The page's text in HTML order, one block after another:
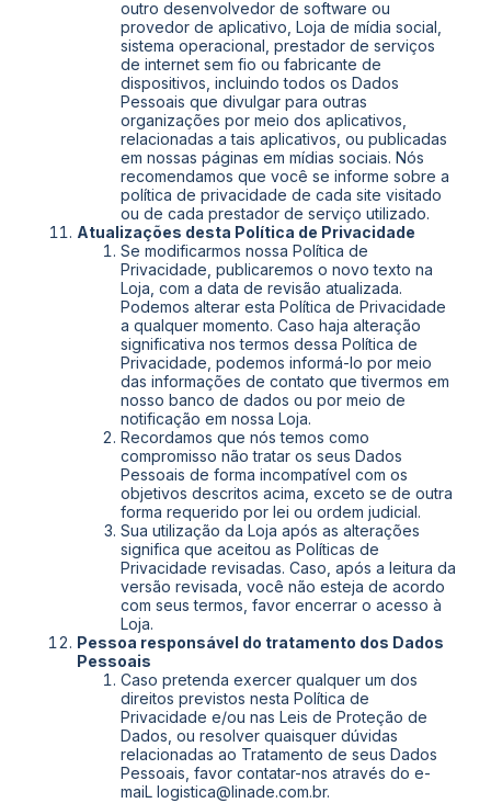
outro desenvolvedor de software ou
provedor de aplicativo, Loja de mídia social,
sistema operacional, prestador de serviços
de internet sem fio ou fabricante de
dispositivos, incluindo todos os Dados
Pessoais que divulgar para outras
organizações por meio dos aplicativos,
relacionadas a tais aplicativos, ou publicadas
em nossas páginas em mídias sociais. Nós
recomendamos que você se informe sobre a
política de privacidade de cada site visitado
ou de cada prestador de serviço utilizado.
Atualizações desta Política de Privacidade
Se modificarmos nossa Política de
Privacidade, publicaremos o novo texto na
Loja, com a data de revisão atualizada.
Podemos alterar esta Política de Privacidade
a qualquer momento. Caso haja alteração
significativa nos termos dessa Política de
Privacidade, podemos informá-lo por meio
das informações de contato que tivermos em
nosso banco de dados ou por meio de
notificação em nossa Loja.
Recordamos que nós temos como
compromisso não tratar os seus Dados
Pessoais de forma incompatível com os
objetivos descritos acima, exceto se de outra
forma requerido por lei ou ordem judicial.
Sua utilização da Loja após as alterações
significa que aceitou as Políticas de
Privacidade revisadas. Caso, após a leitura da
versão revisada, você não esteja de acordo
com seus termos, favor encerrar o acesso à
Loja.
Pessoa responsável do tratamento dos Dados
Pessoais
Caso pretenda exercer qualquer um dos
direitos previstos nesta Política de
Privacidade e/ou nas Leis de Proteção de
Dados, ou resolver quaisquer dúvidas
relacionadas ao Tratamento de seus Dados
Pessoais, favor contatar-nos através do e-
maiL logistica@linade.com.br.